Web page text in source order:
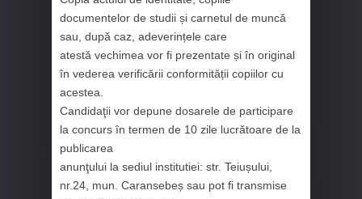
documentelor de studii și carnetul de muncă
sau, după caz, adeverințele care
atestă vechimea vor fi prezentate și în original
în vederea verificării conformității copiilor cu
acestea.
Candidaţii vor depune dosarele de participare
la concurs în termen de 10 zile lucrătoare de la
publicarea
anunţului la sediul institutiei: str. Teiușului,
nr.24, mun. Caransebeș sau pot fi transmise